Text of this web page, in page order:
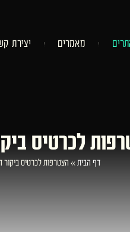
תרים מאמרים יצירת ק
לכרטיס
דף הבית» הצטרפות לכרטיס ביקור